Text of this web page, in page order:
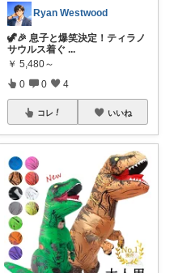
Ryan Westwood
🦖🎉 息子と爆笑決定！ティラノ
サウルス着ぐ ...
￥ 5,480～
0 0 4
コレ いいね